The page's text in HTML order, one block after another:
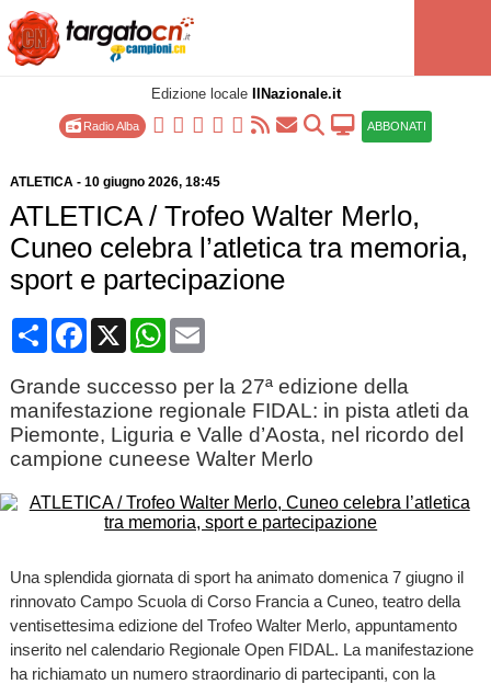
Edizione locale IlNazionale.it
Radio Alba ABBONATI
ATLETICA- 10 giugno 2026, 18:45
ATLETICA / Trofeo Walter Merlo,
Cuneo celebra l’atletica tra memoria,
sport e partecipazione
CondividiFacebook
X WhatsApp
Email
Grande successo per la 27ª edizione della
manifestazione regionale FIDAL: in pista atleti da
Piemonte, Liguria e Valle d’Aosta, nel ricordo del
campione cuneese Walter Merlo
Una splendida giornata di sport ha animato domenica 7 giugno il
rinnovato Campo Scuola di Corso Francia a Cuneo, teatro della
ventisettesima edizione del Trofeo Walter Merlo, appuntamento
inserito nel calendario Regionale Open FIDAL. La manifestazione
ha richiamato un numero straordinario di partecipanti, con la